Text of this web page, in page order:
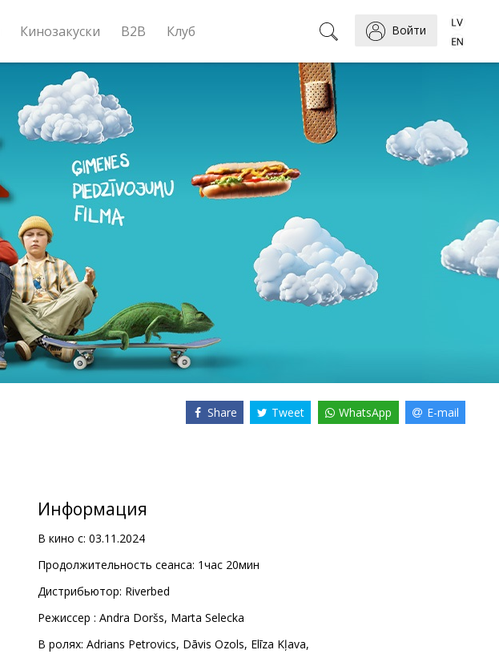
Кинозакуски B2B Клуб Войти
Share Tweet WhatsApp E-mail
Информация
В кино с: 03.11.2024
Продолжительность сеанса: 1час 20мин
Дистрибьютор: Riverbed
Pежиссер : Andra Doršs, Marta Selecka
В ролях: Adrians Petrovics, Dāvis Ozols, Elīza Kļava,